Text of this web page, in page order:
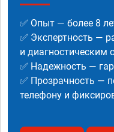
✅ Опыт — более 8
✅ Экспертность —
и диагностическим
✅ Надежность —
✅ Прозрачность —
телефону и